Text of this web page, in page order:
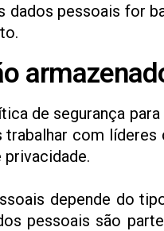
dados pessoais for
de segurança
com
depende do
pessoais são